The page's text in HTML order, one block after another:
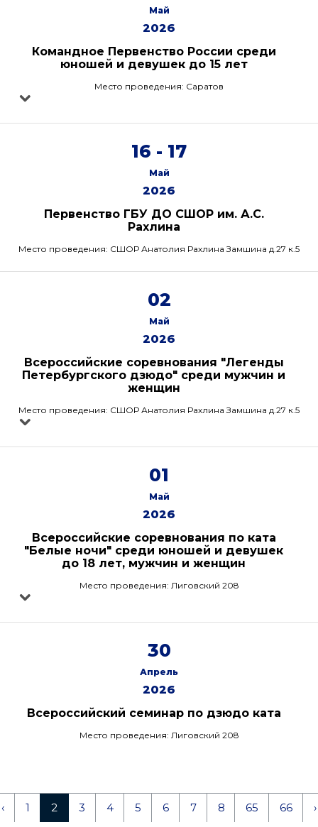
Май
2026
Командное Первенство России среди
юношей и девушек до 15 лет
Место проведения: Саратов
16 - 17
Май
2026
Первенство ГБУ ДО СШОР им. А.С.
Рахлина
Место проведения: СШОР Анатолия Рахлина Замшина д.27 к.5
02
Май
2026
Всероссийские соревнования "Легенды
Петербургского дзюдо" среди мужчин и
женщин
Место проведения: СШОР Анатолия Рахлина Замшина д.27 к.5
01
Май
2026
Всероссийские соревнования по ката
"Белые ночи" среди юношей и девушек
до 18 лет, мужчин и женщин
Место проведения: Лиговский 208
30
Апрель
2026
Всероссийский семинар по дзюдо ката
Место проведения: Лиговский 208
‹ 1 2 3 4 5 6 7 8 65 66 ›